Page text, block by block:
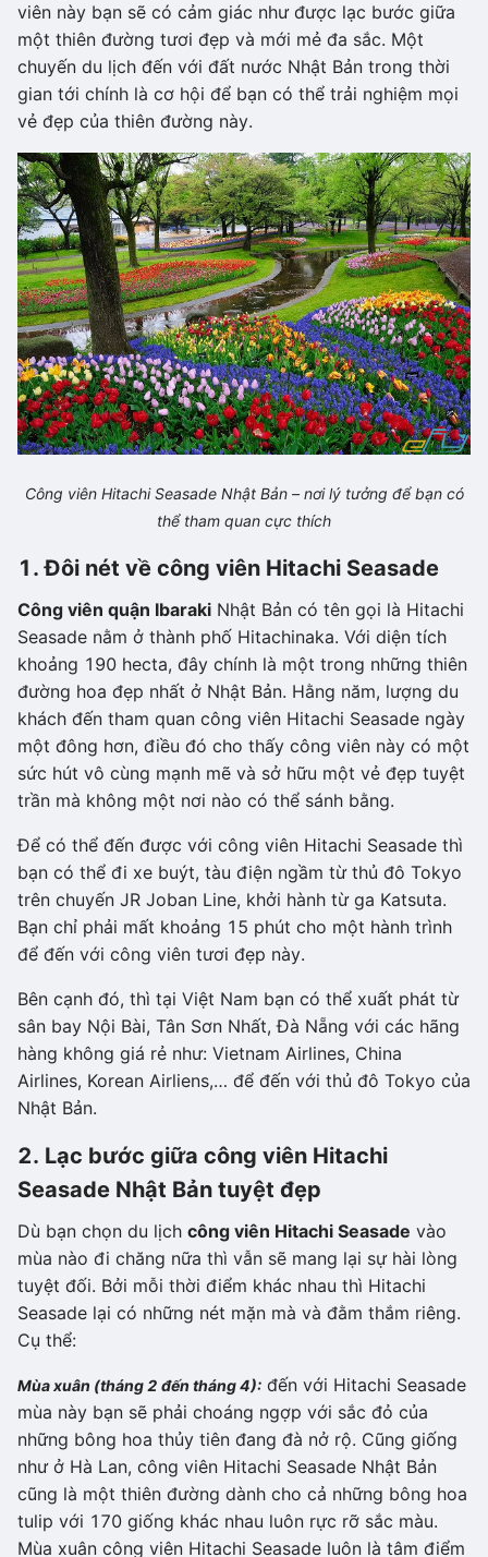
viên này bạn sẽ có cảm giác như được lạc bước giữa
một thiên đường tươi đẹp và mới mẻ đa sắc. Một
chuyến du lịch đến với đất nước Nhật Bản trong thời
gian tới chính là cơ hội để bạn có thể trải nghiệm mọi
vẻ đẹp của thiên đường này.
Công viên Hitachi Seasade Nhật Bản – nơi lý tưởng để bạn có
thể tham quan cực thích
1. Đôi nét về công viên Hitachi Seasade
Công viên quận Ibaraki Nhật Bản có tên gọi là Hitachi
Seasade nằm ở thành phố Hitachinaka. Với diện tích
khoảng 190 hecta, đây chính là một trong những thiên
đường hoa đẹp nhất ở Nhật Bản. Hằng năm, lượng du
khách đến tham quan công viên Hitachi Seasade ngày
một đông hơn, điều đó cho thấy công viên này có một
sức hút vô cùng mạnh mẽ và sở hữu một vẻ đẹp tuyệt
trần mà không một nơi nào có thể sánh bằng.
Để có thể đến được với công viên Hitachi Seasade thì
bạn có thể đi xe buýt, tàu điện ngầm từ thủ đô Tokyo
trên chuyến JR Joban Line, khởi hành từ ga Katsuta.
Bạn chỉ phải mất khoảng 15 phút cho một hành trình
để đến với công viên tươi đẹp này.
Bên cạnh đó, thì tại Việt Nam bạn có thể xuất phát từ
sân bay Nội Bài, Tân Sơn Nhất, Đà Nẵng với các hãng
hàng không giá rẻ như: Vietnam Airlines, China
Airlines, Korean Airliens,… để đến với thủ đô Tokyo của
Nhật Bản.
2. Lạc bước giữa công viên Hitachi
Seasade Nhật Bản tuyệt đẹp
Dù bạn chọn du lịch công viên Hitachi Seasade vào
mùa nào đi chăng nữa thì vẫn sẽ mang lại sự hài lòng
tuyệt đối. Bởi mỗi thời điểm khác nhau thì Hitachi
Seasade lại có những nét mặn mà và đằm thắm riêng.
Cụ thể:
Mùa xuân (tháng 2 đến tháng 4): đến với Hitachi Seasade
mùa này bạn sẽ phải choáng ngợp với sắc đỏ của
những bông hoa thủy tiên đang đà nở rộ. Cũng giống
như ở Hà Lan, công viên Hitachi Seasade Nhật Bản
cũng là một thiên đường dành cho cả những bông hoa
tulip với 170 giống khác nhau luôn rực rỡ sắc màu.
Mùa xuân công viên Hitachi Seasade luôn là tâm điểm